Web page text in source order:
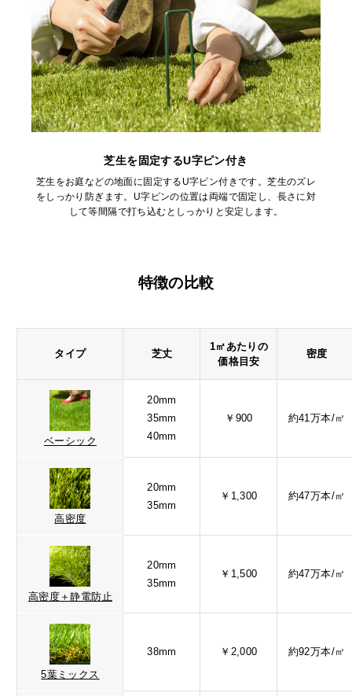
芝生を固定するU字ピン付き
芝生をお庭などの地面に固定するU字ピン付きです。芝生のズレ
をしっかり防ぎます。U字ピンの位置は両端で固定し、長さに対
して等間隔で打ち込むとしっかりと安定します。
特徴の比較
タイプ 芝丈
1㎡あたりの
価格目安
密度
ベーシック
20mm
35mm
40mm
￥900 約41万本/㎡
高密度
20mm
35mm
￥1,300 約47万本/㎡
高密度＋静電防止
20mm
35mm
￥1,500 約47万本/㎡
5葉ミックス
38mm ￥2,000 約92万本/㎡